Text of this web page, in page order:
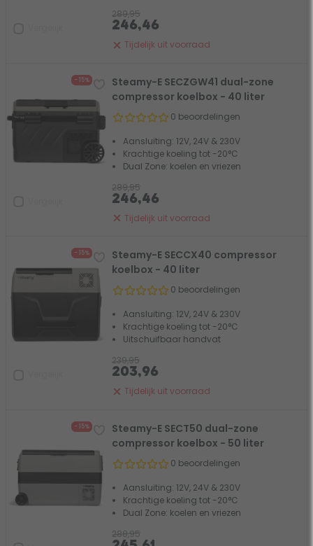
Tijdelijk uit voorraad
289,95
246,46
- 15%
Steamy-E SECZGW41 dual-zone
compressor koelbox - 40 liter
0 beoordelingen
Aansluiting: 12V, 24V & 230V
Krachtige koeling tot -20°C
Dual Zone: koelen en vriezen
Tijdelijk uit voorraad
289,95
246,46
- 15%
Steamy-E SECCX40 compressor
koelbox - 40 liter
0 beoordelingen
Aansluiting: 12V, 24V & 230V
Krachtige koeling tot -20°C
Uitschuifbaar handvat
Tijdelijk uit voorraad
239,95
203,96
- 15%
Steamy-E SECT50 dual-zone
compressor koelbox - 50 liter
0 beoordelingen
Aansluiting: 12V, 24V & 230V
Krachtige koeling tot -20°C
Dual Zone: koelen en vriezen
288,95